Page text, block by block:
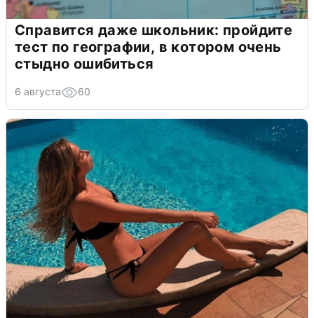
Справится даже школьник: пройдите
тест по географии, в котором очень
стыдно ошибиться
6 августа 60